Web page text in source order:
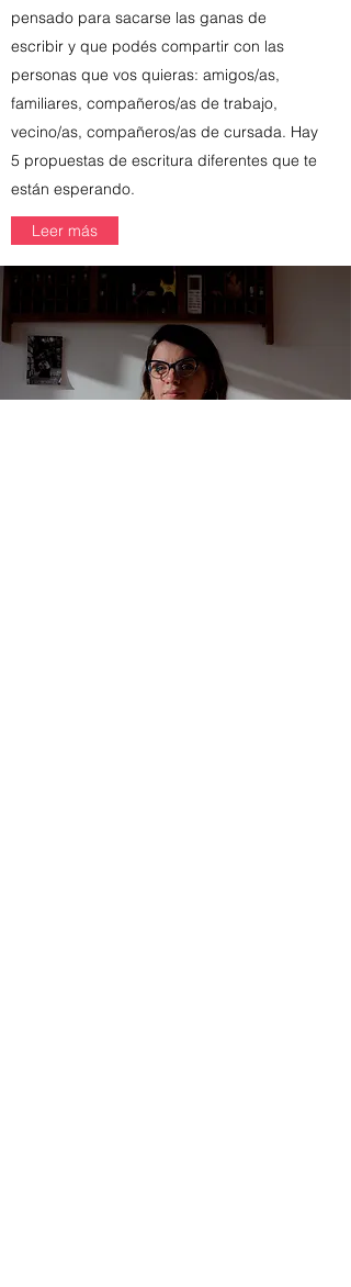
pensado para sacarse las ganas de
escribir y que podés compartir con las
personas que vos quieras: amigos/as,
familiares, compañeros/as de trabajo,
vecino/as, compañeros/as de cursada. Hay
5 propuestas de escritura diferentes que te
están esperando.
Leer más